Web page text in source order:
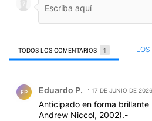
TODOS LOS COMENTARIOS 1 LOS
EP Eduardo P. 17 DE JUNIO DE 2026
Anticipado en forma
Andrew Niccol, 2002).-